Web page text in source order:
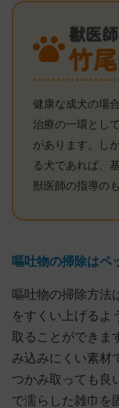
健康な成犬の場
治療の一環とし
があります。し
る犬であれば、
獣医師の指導の
嘔吐物の掃除はペ
嘔吐物の掃除方法
をすくい上げるよ
取ることができま
み込みにくい素材
つかみ取っても良
で濡らした雑巾を